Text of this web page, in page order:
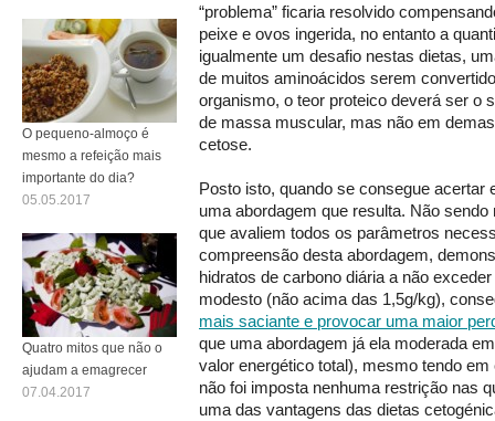
“problema” ficaria resolvido
peixe e ovos ingerida, no entanto a
igualmente um desafio nestas dietas,
de muitos aminoácidos serem
organismo, o teor proteico deverá ser o
de massa muscular, mas não em
cetose.
Posto isto, quando se consegue acertar
uma abordagem que resulta. Não
que avaliem todos os parâmetros
compreensão desta abordagem,
hidratos de carbono diária a não
modesto (não acima das 1,5g/kg),
mais saciante e provocar uma maior
que uma abordagem já ela moderada
valor energético total), mesmo tendo
não foi imposta nenhuma restrição nas
uma das vantagens das dietas
O pequeno-almoço é
mesmo a refeição mais
importante do dia?
05.05.2017
Quatro mitos que não o
ajudam a emagrecer
07.04.2017